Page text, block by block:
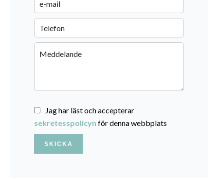
Jag har läst och accepterar
sekretesspolicyn för denna webbplats
SKICKA